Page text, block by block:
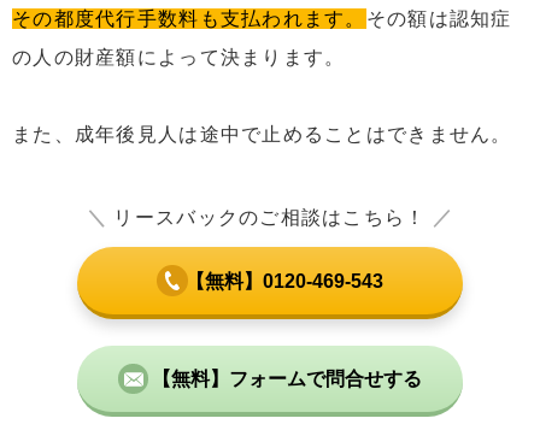
その都度代行手数料も支払われます。 その額は認知症
の人の財産額によって決まります。
また、成年後見人は途中で止めることはできません。
＼ リースバックのご相談はこちら！ ／
【無料】0120-469-543
【無料】フォームで問合せする